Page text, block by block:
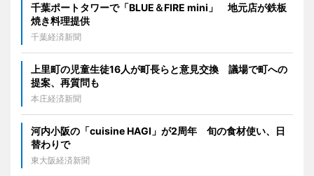
千葉ポートタワーで「BLUE＆FIRE mini」 地元店が鉄板
焼き料理提供
千葉経済新聞
上里町の児童生徒16人が町長らと意見交換 議場で町への
提案、再質問も
本庄経済新聞
河内小阪の「cuisine HAGI」が2周年 旬の食材使い、日
替わりで
東大阪経済新聞